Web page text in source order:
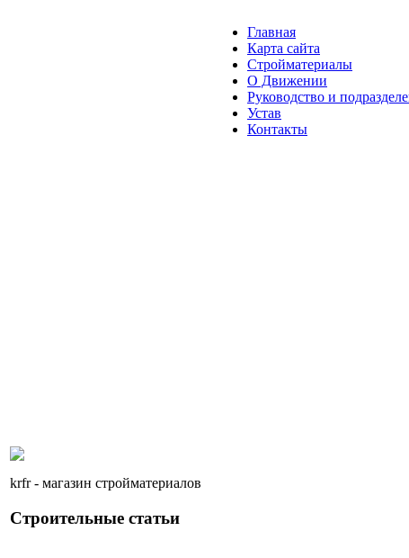
krfr - магазин стройматериалов
Строительные статьи
Главная
Карта сайта
Стройматериалы
О Движении
Руководство и
Устав
Контакты